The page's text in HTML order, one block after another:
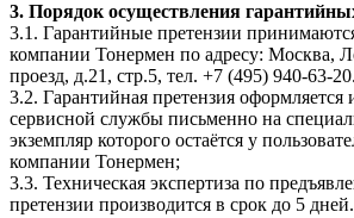
3. Порядок осуществления
3.1. Гарантийные претензии
компании Тонермен по адресу: Москва,
проезд, д.21, стр.5, тел. +7 (495) 940-63-20.
3.2. Гарантийная претензия
сервисной службы письменно на
экземпляр которого остаётся у
компании Тонермен;
3.3. Техническая экспертиза по
претензии производится в срок до 5 дней.